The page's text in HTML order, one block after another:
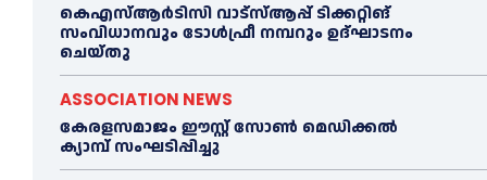
കെഎസ്‌ആര്‍ടിസി വാട്‌സ്‌ആപ്പ് ടിക്കറ്റിങ്
സംവിധാനവും ടോള്‍ഫ്രീ നമ്പറും ഉദ്ഘാടനം
ചെയ്തു
ASSOCIATION NEWS
കേരളസമാജം ഈസ്റ്റ് സോണ്‍ മെഡിക്കൽ
ക്യാമ്പ് സംഘടിപ്പിച്ചു